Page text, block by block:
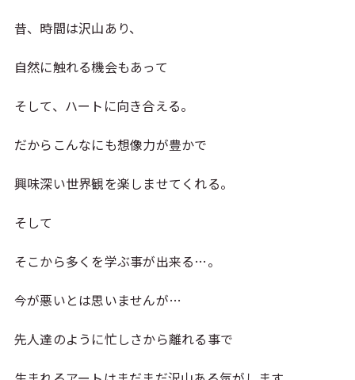
昔、時間は沢山あり、
自然に触れる機会もあって
そして、ハートに向き合える。
だからこんなにも想像力が豊かで
興味深い世界観を楽しませてくれる。
そして
そこから多くを学ぶ事が出来る…。
今が悪いとは思いませんが…
先人達のように忙しさから離れる事で